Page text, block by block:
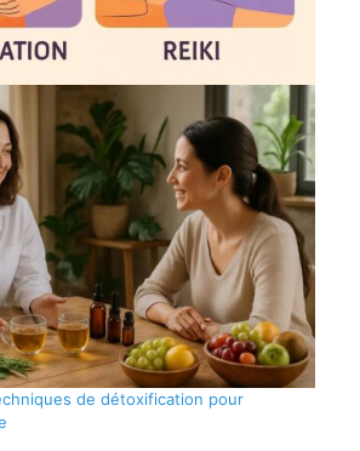
de détoxification pour